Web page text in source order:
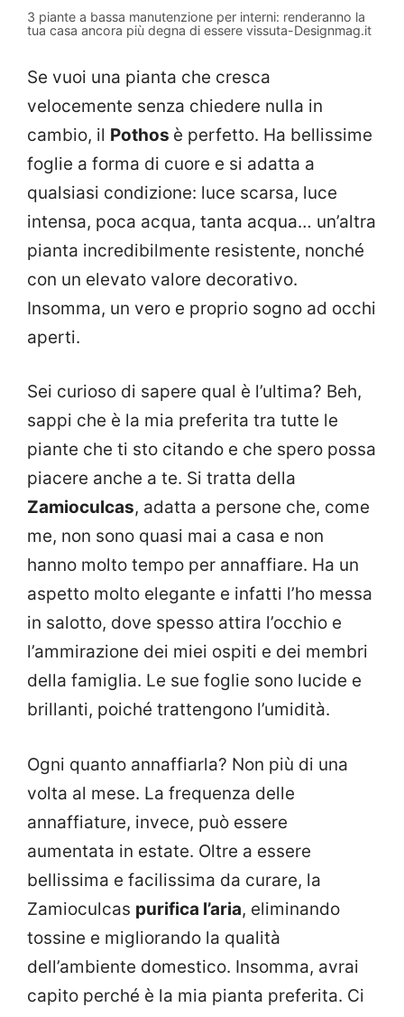
3 piante a bassa manutenzione per interni: renderanno la
tua casa ancora più degna di essere vissuta-Designmag.it
Se vuoi una pianta che cresca
velocemente senza chiedere nulla in
cambio, il Pothos è perfetto. Ha bellissime
foglie a forma di cuore e si adatta a
qualsiasi condizione: luce scarsa, luce
intensa, poca acqua, tanta acqua… un’altra
pianta incredibilmente resistente, nonché
con un elevato valore decorativo.
Insomma, un vero e proprio sogno ad occhi
aperti.
Sei curioso di sapere qual è l’ultima? Beh,
sappi che è la mia preferita tra tutte le
piante che ti sto citando e che spero possa
piacere anche a te. Si tratta della
Zamioculcas, adatta a persone che, come
me, non sono quasi mai a casa e non
hanno molto tempo per annaffiare. Ha un
aspetto molto elegante e infatti l’ho messa
in salotto, dove spesso attira l’occhio e
l’ammirazione dei miei ospiti e dei membri
della famiglia. Le sue foglie sono lucide e
brillanti, poiché trattengono l’umidità.
Ogni quanto annaffiarla? Non più di una
volta al mese. La frequenza delle
annaffiature, invece, può essere
aumentata in estate. Oltre a essere
bellissima e facilissima da curare, la
Zamioculcas purifica l’aria, eliminando
tossine e migliorando la qualità
dell’ambiente domestico. Insomma, avrai
capito perché è la mia pianta preferita. Ci